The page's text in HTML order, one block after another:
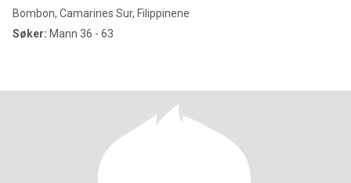
Bombon, Camarines Sur, Filippinene
Søker: Mann 36 - 63